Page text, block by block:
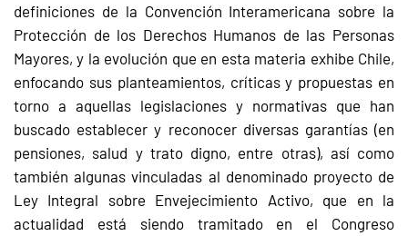
definiciones de la Convención Interamericana sobre la
Protección de los Derechos Humanos de las Personas
Mayores, y la evolución que en esta materia exhibe Chile,
enfocando sus planteamientos, críticas y propuestas en
torno a aquellas legislaciones y normativas que han
buscado establecer y reconocer diversas garantías (en
pensiones, salud y trato digno, entre otras), así como
también algunas vinculadas al denominado proyecto de
Ley Integral sobre Envejecimiento Activo, que en la
actualidad está siendo tramitado en el Congreso